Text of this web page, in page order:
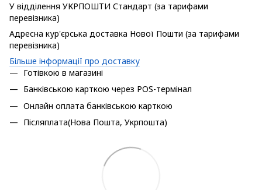
У відділення УКРПОШТИ Стандарт (за тарифами
перевізника)
Адресна кур'єрська доставка Нової Пошти (за тарифами
перевізника)
Більше інформації про доставку
Готівкою в магазині
Банківською карткою через POS-термінал
Онлайн оплата банківською карткою
Післяплата(Нова Пошта, Укрпошта)